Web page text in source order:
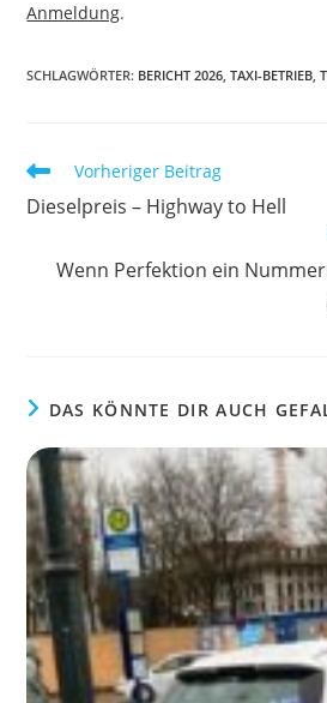
Anmeldung.
SCHLAGWÖRTER: BERICHT 2026, TAXI-BETRIEB,
Weitere
ansehen
Vorheriger Beitrag
Dieselpreis – Highway to Hell
Wenn Perfektion ein
DAS KÖNNTE DIR AUCH